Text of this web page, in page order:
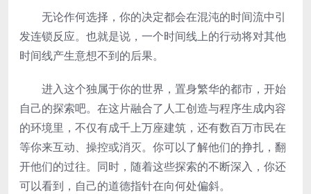
无论作何选择，你的决定都会在混沌的时间流中引
发连锁反应。也就是说，一个时间线上的行动将对其他
时间线产生意想不到的后果。
进入这个独属于你的世界，置身繁华的都市，开始
自己的探索吧。在这片融合了人工创造与程序生成内容
的环境里，不仅有成千上万座建筑，还有数百万市民在
等你来互动、操控或消灭。你可以了解他们的挣扎，翻
开他们的过往。同时，随着这些探索的不断深入，你还
可以看到，自己的道德指针在向何处偏斜。